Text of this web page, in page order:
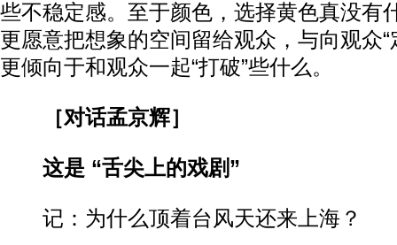
些不稳定感。至于颜色，选择黄色真没有
更愿意把想象的空间留给观众，与向观众“
更倾向于和观众一起“打破”些什么。
［对话孟京辉］
这是 “舌尖上的戏剧”
记：为什么顶着台风天还来上海？